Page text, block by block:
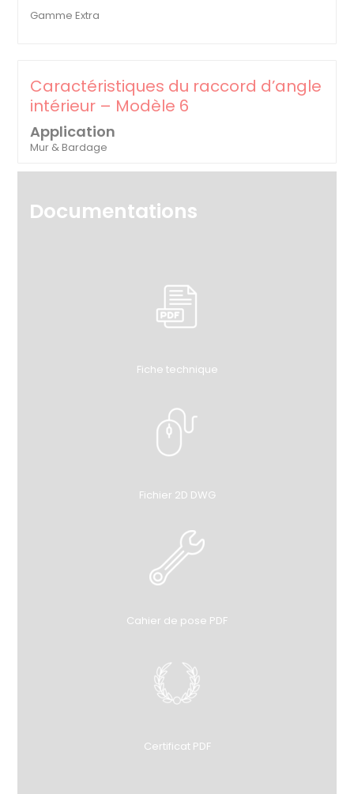
Gamme Extra
Caractéristiques du raccord d’angle
intérieur – Modèle 6
Application
Mur & Bardage
Documentations
Fiche technique
Fichier 2D DWG
Cahier de pose PDF
Certificat PDF